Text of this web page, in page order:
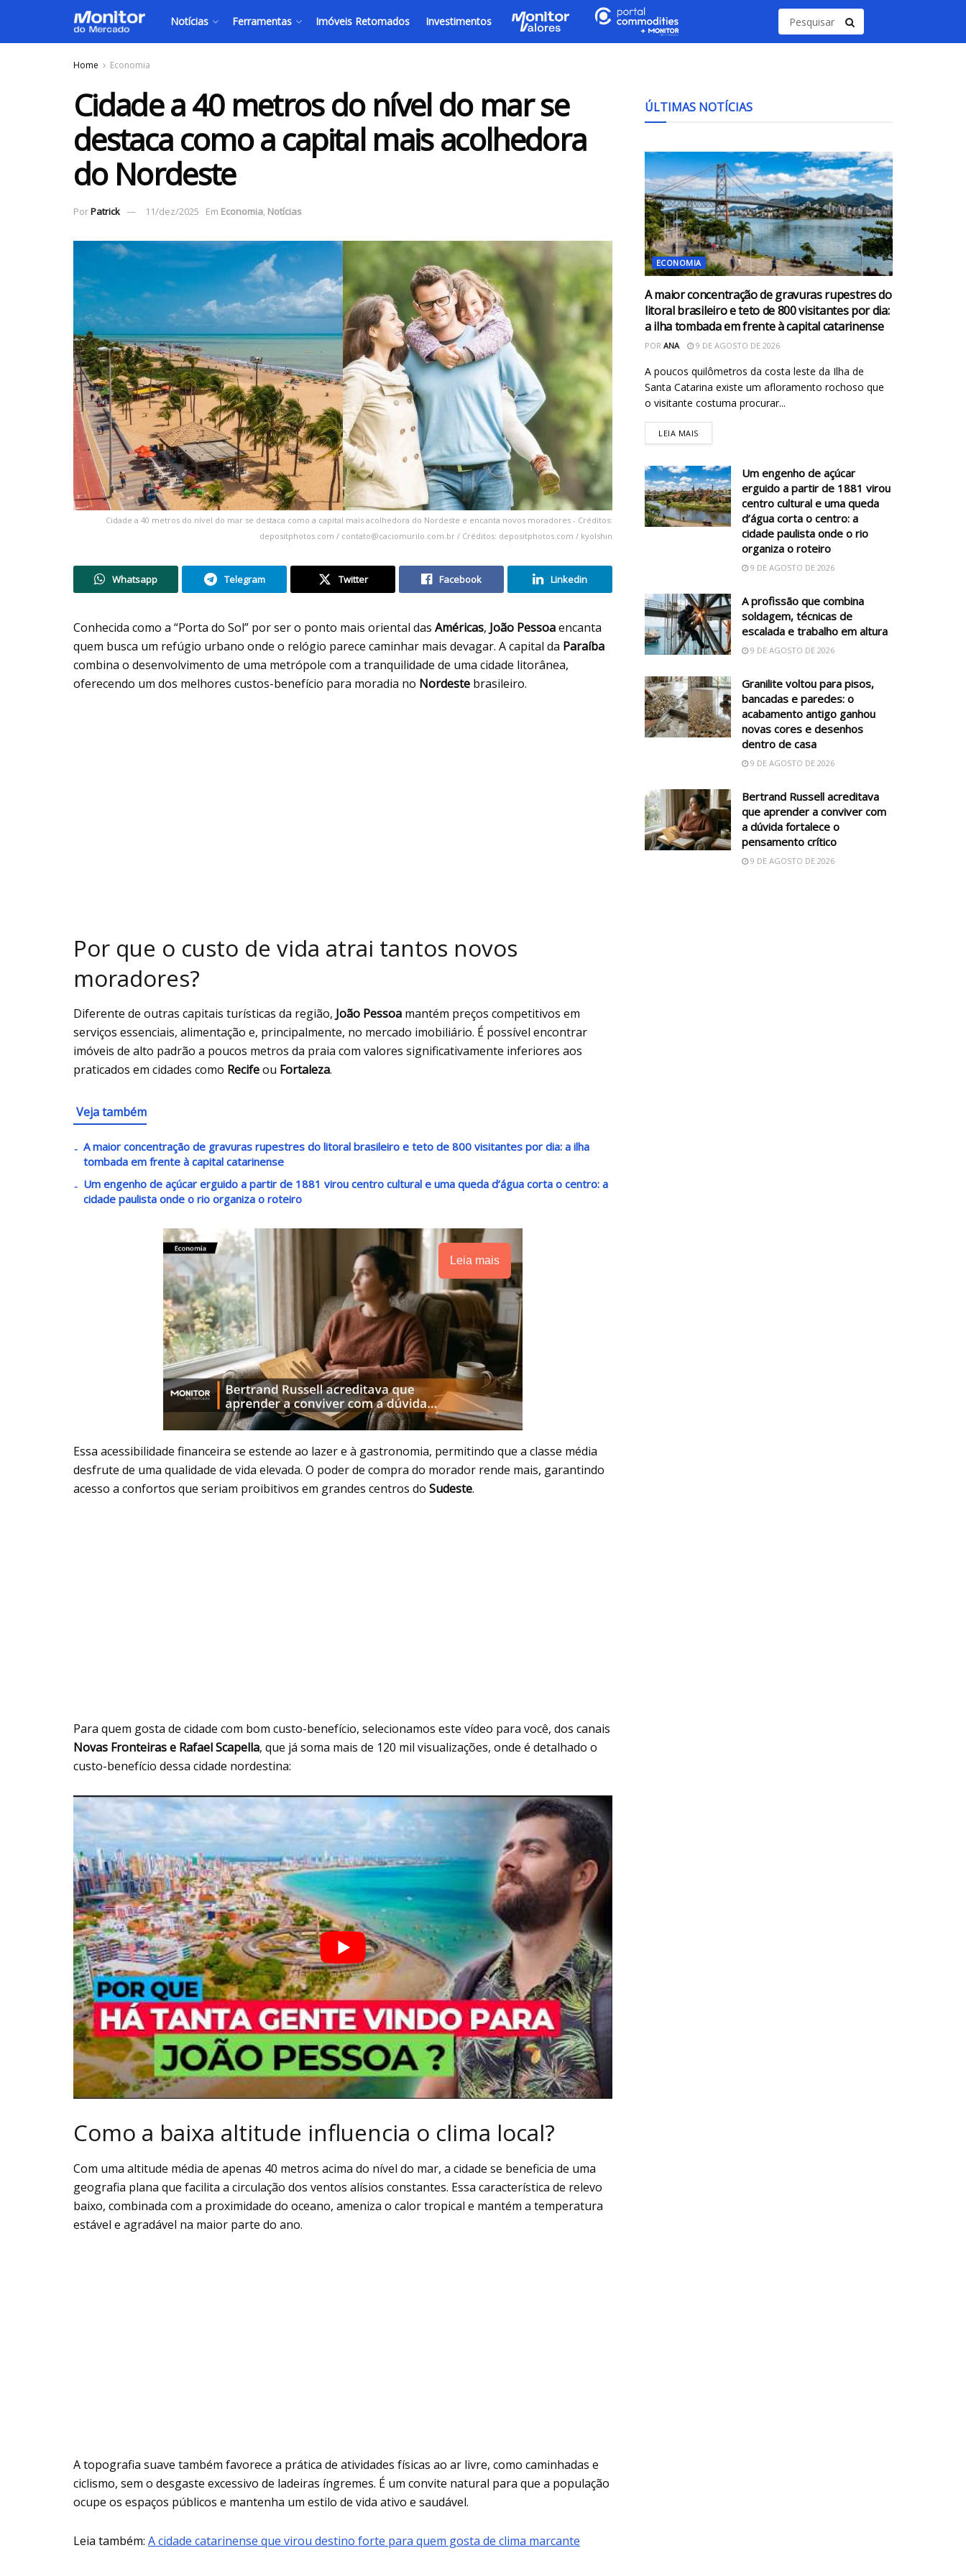
Notícias Ferramentas Imóveis Retomados Investimentos
Home Economia
Cidade a 40 metros do nível do mar se
destaca como a capital mais acolhedora
do Nordeste
PorPatrick 11/dez/2025 Em Economia, Notícias
Cidade a 40 metros do nível do mar se destaca como a capital mais acolhedora do Nordeste e encanta novos moradores - Créditos:
depositphotos.com / contato@caciomurilo.com.br / Créditos: depositphotos.com / kyolshin
Whatsapp Telegram Twitter Facebook Linkedin
Conhecida como a “Porta do Sol” por ser o ponto mais oriental das Américas, João Pessoaencanta
quem busca um refúgio urbano onde o relógio parece caminhar mais devagar. A capital da Paraíba
combina o desenvolvimento de uma metrópole com a tranquilidade de uma cidade litorânea,
oferecendo um dos melhores custos-benefício para moradia no Nordeste brasileiro.
Por que o custo de vida atrai tantos novos
moradores?
Diferente de outras capitais turísticas da região, João Pessoa mantém preços competitivos em
serviços essenciais, alimentação e, principalmente, no mercado imobiliário. É possível encontrar
imóveis de alto padrão a poucos metros da praia com valores significativamente inferiores aos
praticados em cidades como Recifeou Fortaleza.
Veja também
A maior concentração de gravuras rupestres do litoral brasileiro e teto de 800 visitantes por dia: a ilha
tombada em frente à capital catarinense
Um engenho de açúcar erguido a partir de 1881 virou centro cultural e uma queda d’água corta o centro: a
cidade paulista onde o rio organiza o roteiro
Leia mais
Essa acessibilidade financeira se estende ao lazer e à gastronomia, permitindo que a classe média
desfrute de uma qualidade de vida elevada. O poder de compra do morador rende mais, garantindo
acesso a confortos que seriam proibitivos em grandes centros do Sudeste.
Para quem gosta de cidade com bom custo-benefício, selecionamos este vídeo para você, dos canais
Novas Fronteiras e Rafael Scapella, que já soma mais de 120 mil visualizações, onde é detalhado o
custo-benefício dessa cidade nordestina:
Como a baixa altitude influencia o clima local?
Com uma altitude média de apenas 40 metros acima do nível do mar, a cidade se beneficia de uma
geografia plana que facilita a circulação dos ventos alísios constantes. Essa característica de relevo
baixo, combinada com a proximidade do oceano, ameniza o calor tropical e mantém a temperatura
estável e agradável na maior parte do ano.
A topografia suave também favorece a prática de atividades físicas ao ar livre, como caminhadas e
ciclismo, sem o desgaste excessivo de ladeiras íngremes. É um convite natural para que a população
ocupe os espaços públicos e mantenha um estilo de vida ativo e saudável.
Leia também: A cidade catarinense que virou destino forte para quem gosta de clima marcante
ÚLTIMAS NOTÍCIAS
ECONOMIA
A maior concentração de gravuras rupestres do
litoral brasileiro e teto de 800 visitantes por dia:
a ilha tombada em frente à capital catarinense
POR ANA 9 DE AGOSTO DE 2026
A poucos quilômetros da costa leste da Ilha de
Santa Catarina existe um afloramento rochoso que
o visitante costuma procurar...
LEIA MAIS
Um engenho de açúcar
erguido a partir de 1881 virou
centro cultural e uma queda
d’água corta o centro: a
cidade paulista onde o rio
organiza o roteiro
9 DE AGOSTO DE 2026
A profissão que combina
soldagem, técnicas de
escalada e trabalho em altura
9 DE AGOSTO DE 2026
Granilite voltou para pisos,
bancadas e paredes: o
acabamento antigo ganhou
novas cores e desenhos
dentro de casa
9 DE AGOSTO DE 2026
Bertrand Russell acreditava
que aprender a conviver com
a dúvida fortalece o
pensamento crítico
9 DE AGOSTO DE 2026